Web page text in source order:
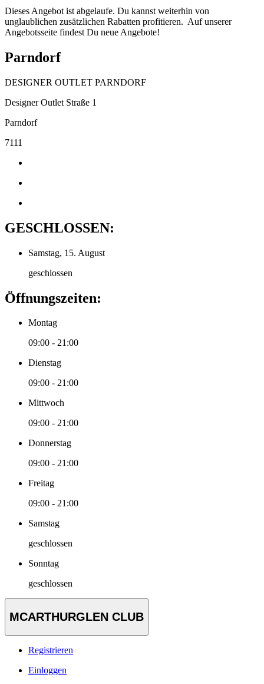
Dieses Angebot ist abgelaufe. Du kannst weiterhin von
unglaublichen zusätzlichen Rabatten profitieren. Auf unserer
Angebotsseite findest Du neue Angebote!
Parndorf
DESIGNER OUTLET PARNDORF
Designer Outlet Straße 1
Parndorf
7111
GESCHLOSSEN:
Samstag, 15. August
geschlossen
Öffnungszeiten:
Montag
09:00 - 21:00
Dienstag
09:00 - 21:00
Mittwoch
09:00 - 21:00
Donnerstag
09:00 - 21:00
Freitag
09:00 - 21:00
Samstag
geschlossen
Sonntag
geschlossen
MCARTHURGLEN CLUB
Registrieren
Einloggen